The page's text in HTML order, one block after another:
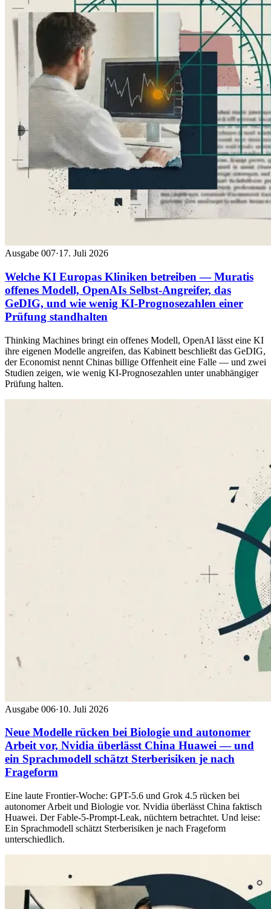
Ausgabe 007·17. Juli 2026
Welche KI Europas Kliniken betreiben — Muratis
offenes Modell, OpenAIs Selbst-Angreifer, das
GeDIG, und wie wenig KI-Prognosezahlen einer
Prüfung standhalten
Thinking Machines bringt ein offenes Modell, OpenAI lässt eine KI
ihre eigenen Modelle angreifen, das Kabinett beschließt das GeDIG,
der Economist nennt Chinas billige Offenheit eine Falle — und zwei
Studien zeigen, wie wenig KI-Prognosezahlen unter unabhängiger
Prüfung halten.
Ausgabe 006·10. Juli 2026
Neue Modelle rücken bei Biologie und autonomer
Arbeit vor, Nvidia überlässt China Huawei — und
ein Sprachmodell schätzt Sterberisiken je nach
Frageform
Eine laute Frontier-Woche: GPT-5.6 und Grok 4.5 rücken bei
autonomer Arbeit und Biologie vor. Nvidia überlässt China faktisch
Huawei. Der Fable-5-Prompt-Leak, nüchtern betrachtet. Und leise:
Ein Sprachmodell schätzt Sterberisiken je nach Frageform
unterschiedlich.